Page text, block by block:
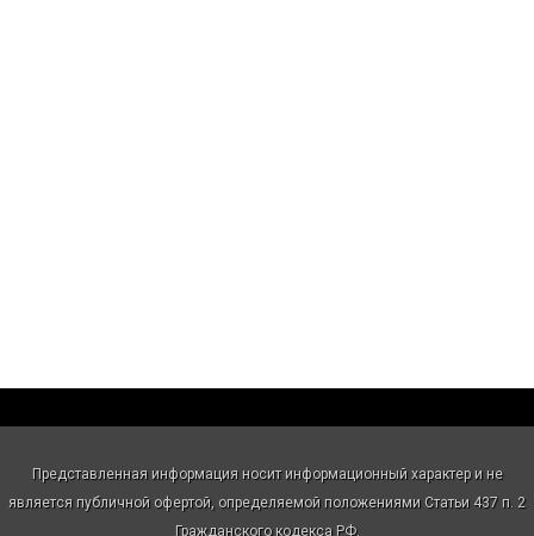
Представленная информация носит информационный характер и не
является публичной офертой, определяемой положениями Статьи 437 п. 2
Гражданского кодекса РФ.